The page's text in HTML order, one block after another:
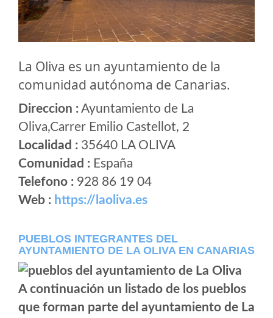
La Oliva es un ayuntamiento de la
comunidad autónoma de Canarias.
Direccion :Ayuntamiento de La
Oliva,Carrer Emilio Castellot, 2
Localidad : 35640 LA OLIVA
Comunidad : España
Telefono : 928 86 19 04
Web : https://laoliva.es
PUEBLOS INTEGRANTES DEL
AYUNTAMIENTO DE LA OLIVA EN CANARIAS
A continuación un listado de los pueblos
que forman parte del ayuntamiento de La